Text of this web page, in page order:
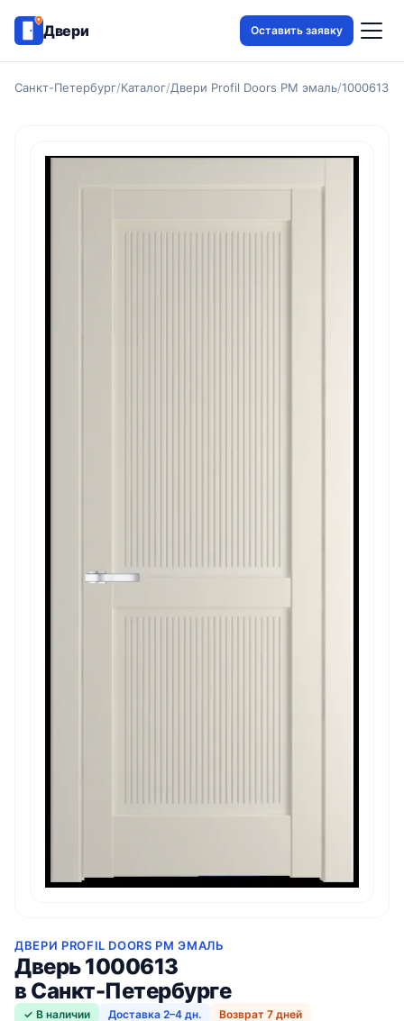
Двери Оставить заявку
Санкт-Петербург/Каталог/Двери Profil Doors PM эмаль/1000613
ДВЕРИ PROFIL DOORS PM ЭМАЛЬ
Дверь 1000613
в Санкт-Петербурге
✓ В наличии Доставка 2–4 дн. Возврат 7 дней